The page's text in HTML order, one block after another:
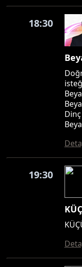
18:30
19:30